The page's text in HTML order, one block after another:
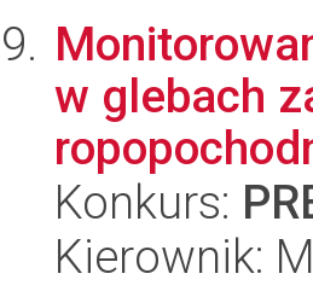
w glebach
Konkurs:
Kierownik: